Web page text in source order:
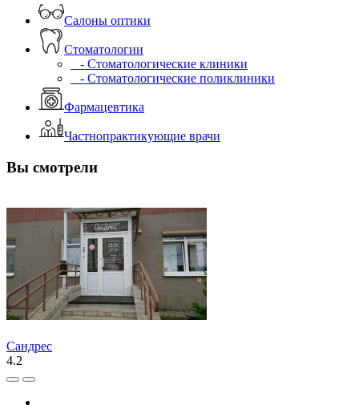
Салоны оптики
Стоматологии
- Стоматологические клиники
- Стоматологические поликлиники
Фармацевтика
Частнопрактикующие врачи
Вы смотрели
Сандрес
4.2